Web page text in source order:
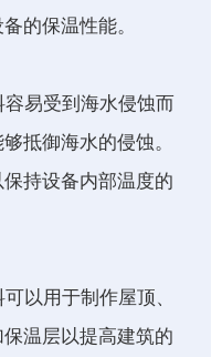
的保温性能。
易受到海水侵蚀而
抵御海水的侵蚀。
持设备内部温度的
用于制作屋顶、
温层以提高建筑的